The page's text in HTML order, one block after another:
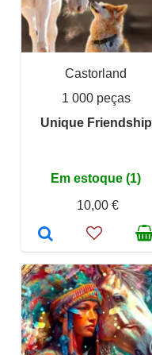
Castorland
1 000 peças
Unique Friendship
Em estoque (1)
10,00 €